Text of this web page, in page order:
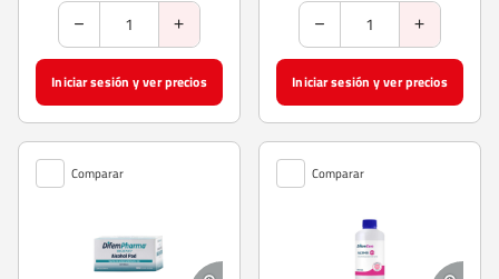
Iniciar sesión y ver precios Iniciar sesión y ver precios
Comparar Comparar